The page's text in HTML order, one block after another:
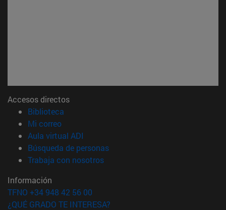
Accesos directos
Biblioteca
Mi correo(abre en nueva ventana)
Aula virtual ADI
Búsqueda de personas(abre en nueva ventana)
Trabaja con nosotros(abre en nueva ventana)
Información
TFNO +34 948 42 56 00
¿QUÉ GRADO TE INTERESA?